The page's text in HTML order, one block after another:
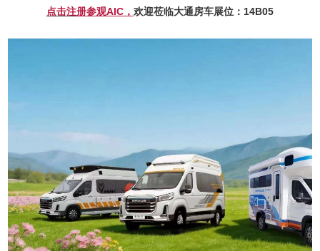
点击注册参观AIC， 欢迎莅临大通房车展位：14B05